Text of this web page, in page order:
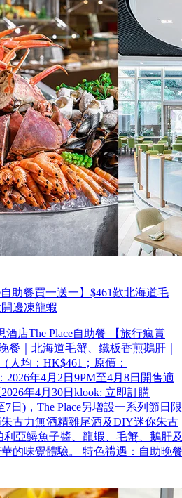
助餐買一送一】$461歎北海道毛
邊凍龍蝦
店The Place自助餐 【旅行瘋賞
餐｜北海道毛蟹、鐵板香煎鵝肝｜
人均：HK$461；原價：
2026年4月2日9PM至4月8日開售適
年4月30日klook: 立即訂購
日)，The Place另增設一系列節日限
古力無酒精雞尾酒及DIY迷你朱古
亞鱘魚子醬、龍蝦、毛蟹、鵝肝
的味覺體驗。 特色禮遇：自助晚